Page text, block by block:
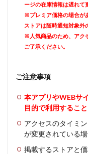
ージの在庫情報は遅れて
※プレミア価格の場合が
ストアは随時通知対象外
※人気商品のため、アク
ご了承ください。
ご注意事項
本アプリやWEBサ
目的で利用するこ
アクセスのタイミ
が変更されている
掲載するストアと